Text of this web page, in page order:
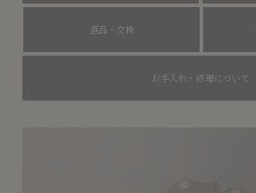
返品・交換
お手入れ・修理について